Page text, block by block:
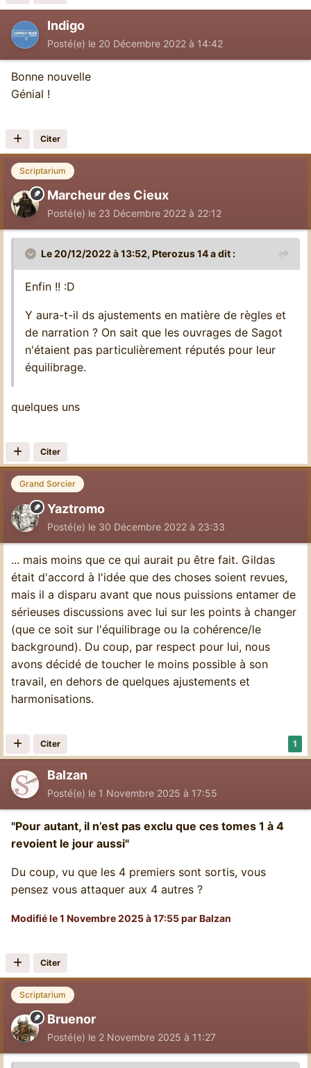
Indigo
Posté(e) le 20 Décembre 2022 à 14:42
Bonne nouvelle
Génial !
Citer
Scriptarium
Marcheur des Cieux
Posté(e) le 23 Décembre 2022 à 22:12
Le 20/12/2022 à 13:52, Pterozus 14a dit :
Enfin !! :D
Y aura-t-il ds ajustements en matière de règles et
de narration ? On sait que les ouvrages de Sagot
n'étaient pas particulièrement réputés pour leur
équilibrage.
quelques uns
Citer
Grand Sorcier
Yaztromo
Posté(e) le 30 Décembre 2022 à 23:33
... mais moins que ce qui aurait pu être fait. Gildas
était d'accord à l'idée que des choses soient revues,
mais il a disparu avant que nous puissions entamer de
sérieuses discussions avec lui sur les points à changer
(que ce soit sur l'équilibrage ou la cohérence/le
background). Du coup, par respect pour lui, nous
avons décidé de toucher le moins possible à son
travail, en dehors de quelques ajustements et
harmonisations.
1
Citer
Balzan
Posté(e) le 1 Novembre 2025 à 17:55
"Pour autant, il n’est pas exclu que ces tomes 1 à 4
revoient le jour aussi"
Du coup, vu que les 4 premiers sont sortis, vous
pensez vous attaquer aux 4 autres ?
Modifiéle 1 Novembre 2025 à 17:55par Balzan
Citer
Scriptarium
Bruenor
Posté(e) le 2 Novembre 2025 à 11:27